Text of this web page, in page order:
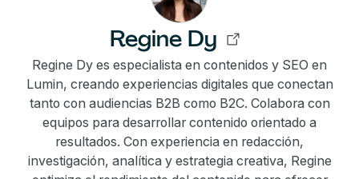
Regine Dy
Regine Dy es especialista en contenidos y SEO en
Lumin, creando experiencias digitales que conectan
tanto con audiencias B2B como B2C. Colabora con
equipos para desarrollar contenido orientado a
resultados. Con experiencia en redacción,
investigación, analítica y estrategia creativa, Regine